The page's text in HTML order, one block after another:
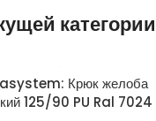
категории
Крюк желоба
125/90 PU Ral 7024